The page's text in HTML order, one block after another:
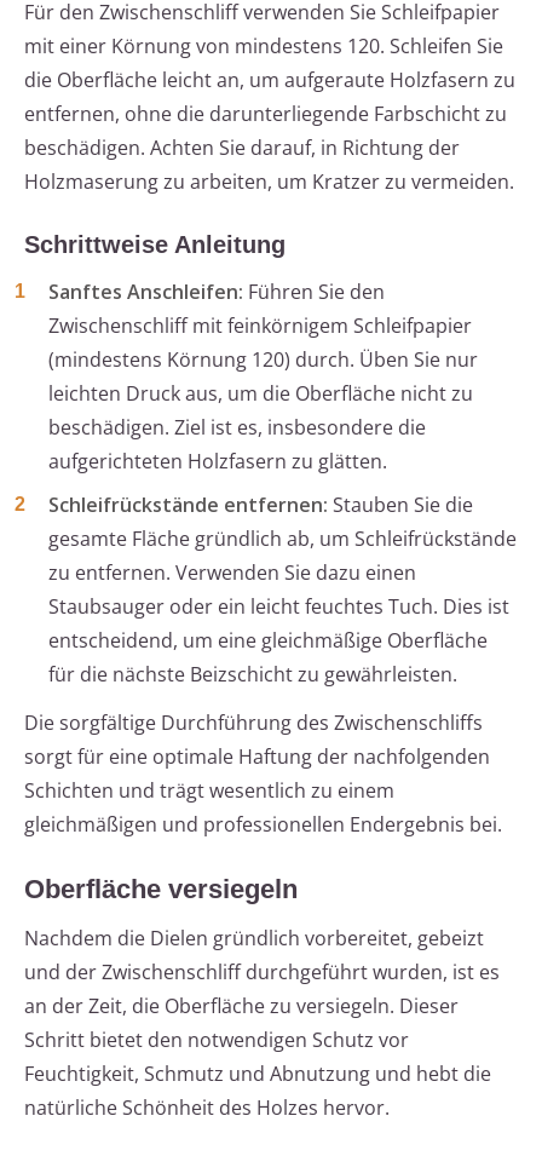
Für den Zwischenschliff verwenden Sie Schleifpapier
mit einer Körnung von mindestens 120. Schleifen Sie
die Oberfläche leicht an, um aufgeraute Holzfasern zu
entfernen, ohne die darunterliegende Farbschicht zu
beschädigen. Achten Sie darauf, in Richtung der
Holzmaserung zu arbeiten, um Kratzer zu vermeiden.
Schrittweise Anleitung
Sanftes Anschleifen: Führen Sie den
Zwischenschliff mit feinkörnigem Schleifpapier
(mindestens Körnung 120) durch. Üben Sie nur
leichten Druck aus, um die Oberfläche nicht zu
beschädigen. Ziel ist es, insbesondere die
aufgerichteten Holzfasern zu glätten.
Schleifrückstände entfernen: Stauben Sie die
gesamte Fläche gründlich ab, um Schleifrückstände
zu entfernen. Verwenden Sie dazu einen
Staubsauger oder ein leicht feuchtes Tuch. Dies ist
entscheidend, um eine gleichmäßige Oberfläche
für die nächste Beizschicht zu gewährleisten.
Die sorgfältige Durchführung des Zwischenschliffs
sorgt für eine optimale Haftung der nachfolgenden
Schichten und trägt wesentlich zu einem
gleichmäßigen und professionellen Endergebnis bei.
Oberfläche versiegeln
Nachdem die Dielen gründlich vorbereitet, gebeizt
und der Zwischenschliff durchgeführt wurden, ist es
an der Zeit, die Oberfläche zu versiegeln. Dieser
Schritt bietet den notwendigen Schutz vor
Feuchtigkeit, Schmutz und Abnutzung und hebt die
natürliche Schönheit des Holzes hervor.